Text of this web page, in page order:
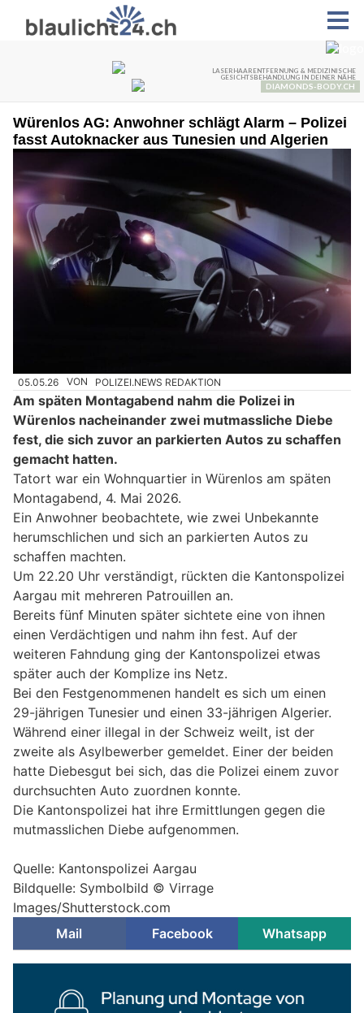
Würenlos AG: Anwohner schlägt Alarm – Polizei
fasst Autoknacker aus Tunesien und Algerien
05.05.26 VON POLIZEI.NEWS REDAKTION
Am späten Montagabend nahm die Polizei in
Würenlos nacheinander zwei mutmassliche Diebe
fest, die sich zuvor an parkierten Autos zu schaffen
gemacht hatten.
Tatort war ein Wohnquartier in Würenlos am späten
Montagabend, 4. Mai 2026.
Ein Anwohner beobachtete, wie zwei Unbekannte
herumschlichen und sich an parkierten Autos zu
schaffen machten.
Um 22.20 Uhr verständigt, rückten die Kantonspolizei
Aargau mit mehreren Patrouillen an.
Bereits fünf Minuten später sichtete eine von ihnen
einen Verdächtigen und nahm ihn fest. Auf der
weiteren Fahndung ging der Kantonspolizei etwas
später auch der Komplize ins Netz.
Bei den Festgenommenen handelt es sich um einen
29-jährigen Tunesier und einen 33-jährigen Algerier.
Während einer illegal in der Schweiz weilt, ist der
zweite als Asylbewerber gemeldet. Einer der beiden
hatte Diebesgut bei sich, das die Polizei einem zuvor
durchsuchten Auto zuordnen konnte.
Die Kantonspolizei hat ihre Ermittlungen gegen die
mutmasslichen Diebe aufgenommen.
Quelle: Kantonspolizei Aargau
Bildquelle: Symbolbild © Virrage
Images/Shutterstock.com
Mail
Facebook Whatsapp